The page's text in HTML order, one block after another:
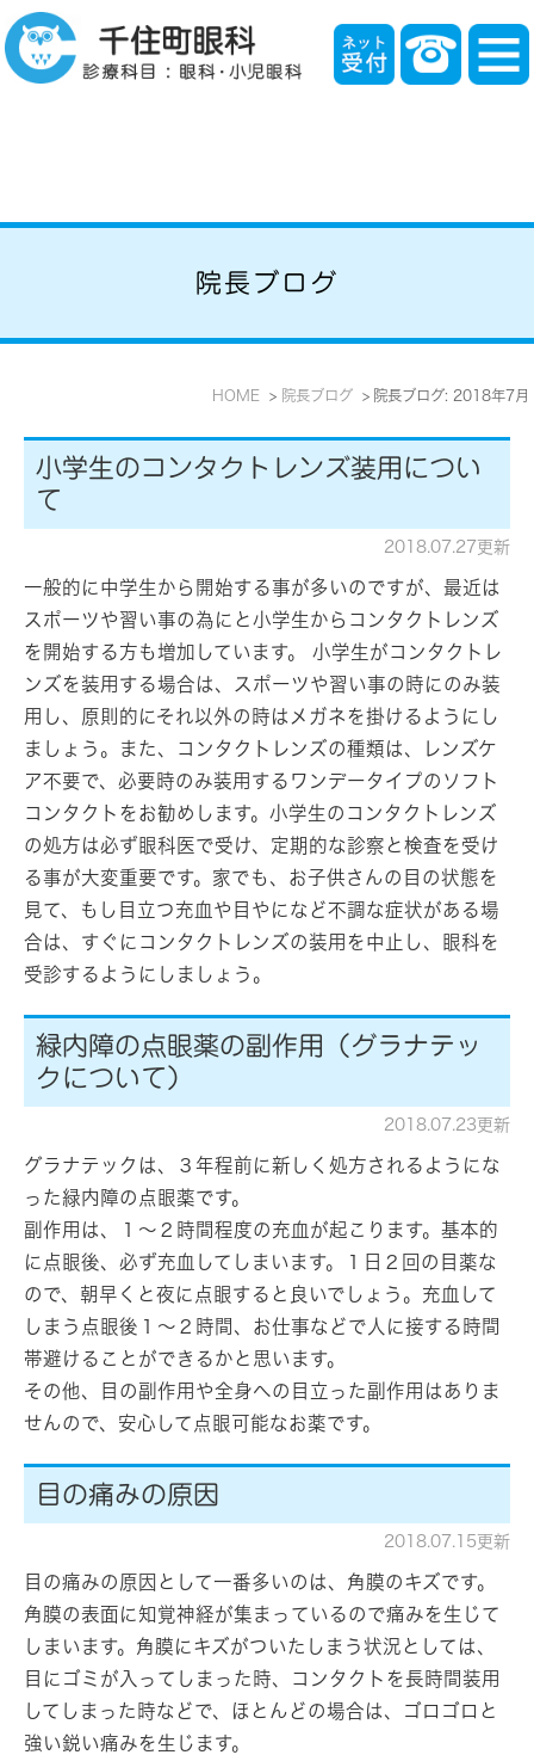
院長ブログ
HOME 院長ブログ 院長ブログ: 2018年7月
小学生のコンタクトレンズ装用につい
て
2018.07.27更新
一般的に中学生から開始する事が多いのですが、最近は
スポーツや習い事の為にと小学生からコンタクトレンズ
を開始する方も増加しています。 小学生がコンタクトレ
ンズを装用する場合は、スポーツや習い事の時にのみ装
用し、原則的にそれ以外の時はメガネを掛けるようにし
ましょう。また、コンタクトレンズの種類は、レンズケ
ア不要で、必要時のみ装用するワンデータイプのソフト
コンタクトをお勧めします。小学生のコンタクトレンズ
の処方は必ず眼科医で受け、定期的な診察と検査を受け
る事が大変重要です。家でも、お子供さんの目の状態を
見て、もし目立つ充血や目やになど不調な症状がある場
合は、すぐにコンタクトレンズの装用を中止し、眼科を
受診するようにしましょう。
緑内障の点眼薬の副作用（グラナテッ
クについて）
2018.07.23更新
グラナテックは、３年程前に新しく処方されるようにな
った緑内障の点眼薬です。
副作用は、１～２時間程度の充血が起こります。基本的
に点眼後、必ず充血してしまいます。１日２回の目薬な
ので、朝早くと夜に点眼すると良いでしょう。充血して
しまう点眼後１～２時間、お仕事などで人に接する時間
帯避けることができるかと思います。
その他、目の副作用や全身への目立った副作用はありま
せんので、安心して点眼可能なお薬です。
目の痛みの原因
2018.07.15更新
目の痛みの原因として一番多いのは、角膜のキズです。
角膜の表面に知覚神経が集まっているので痛みを生じて
しまいます。角膜にキズがついたしまう状況としては、
目にゴミが入ってしまった時、コンタクトを長時間装用
してしまった時などで、ほとんどの場合は、ゴロゴロと
強い鋭い痛みを生じます。